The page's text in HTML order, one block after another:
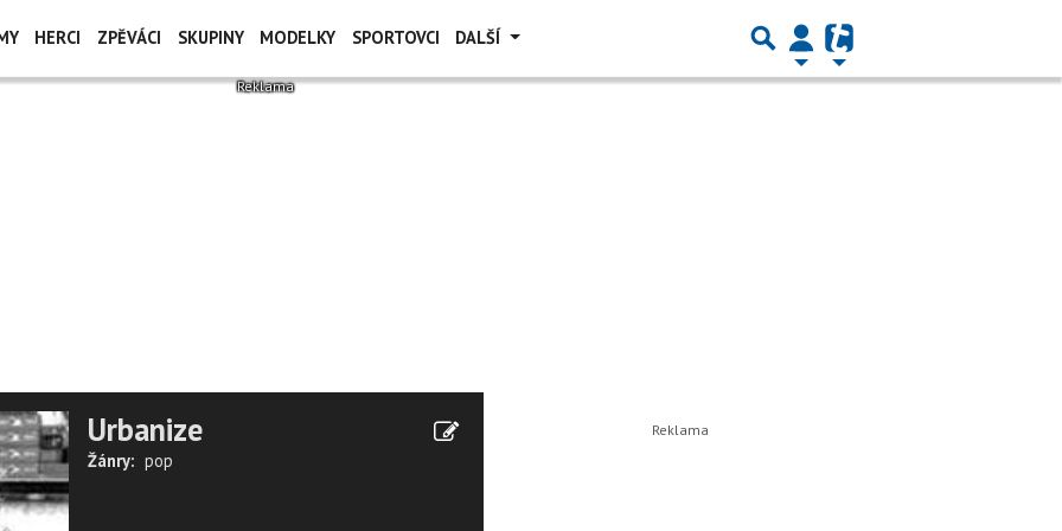
HERCI ZPĚVÁCI SKUPINY MODELKY SPORTOVCI DALŠÍ
Urbanize
Žánry: pop